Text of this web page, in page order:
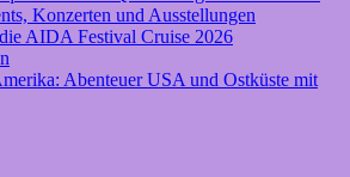
Konzerten und Ausstellungen
AIDA Festival Cruise 2026
Abenteuer USA und Ostküste mit